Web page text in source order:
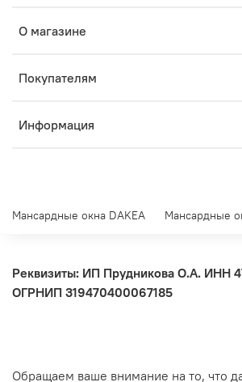
О магазине
Покупателям
Информация
Мансардные окна DAKEA Мансардные
Реквизиты: ИП Прудникова О.А. ИНН
ОГРНИП 319470400067185
Обращаем ваше внимание на то, что